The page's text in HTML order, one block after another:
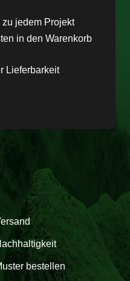
zu jedem Projekt
in den Warenkorb
Lieferbarkeit
bestellen